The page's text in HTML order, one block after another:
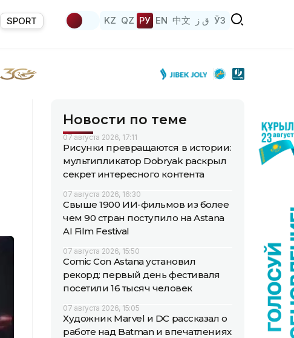
SPORT KZ QZ РУ EN 中文 ق ز ЎЗ
Новости по теме
07 августа 2026, 17:11
Рисунки превращаются в истории:
мультипликатор Dobryak раскрыл
секрет интересного контента
07 августа 2026, 16:30
Свыше 1900 ИИ-фильмов из более
чем 90 стран поступило на Astana
AI Film Festival
07 августа 2026, 15:50
Comic Con Astana установил
рекорд: первый день фестиваля
посетили 16 тысяч человек
07 августа 2026, 15:05
Художник Marvel и DC рассказал о
работе над Batman и впечатлениях